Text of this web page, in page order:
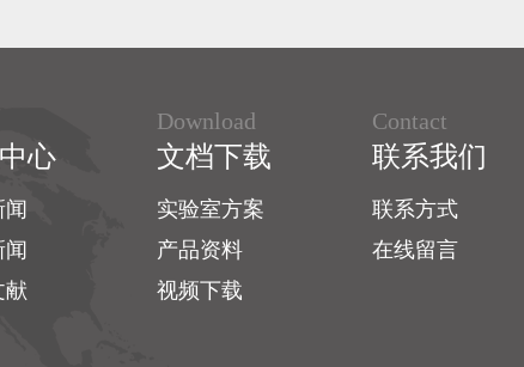
心
献
Download
文档下载
实验室方案
产品资料
视频下载
Contact
联系我们
联系方式
在线留言